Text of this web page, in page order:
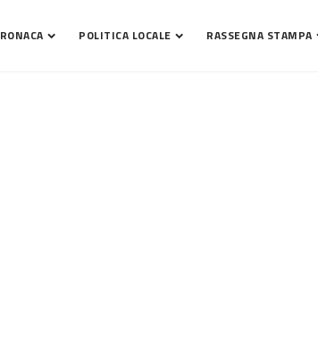
POLITICA LOCALE RASSEGNA STAMPA